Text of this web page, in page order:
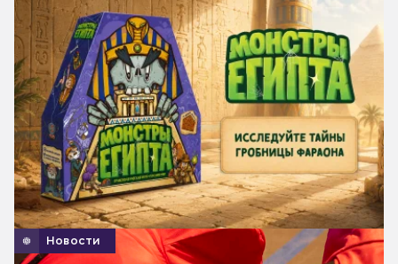
Новости